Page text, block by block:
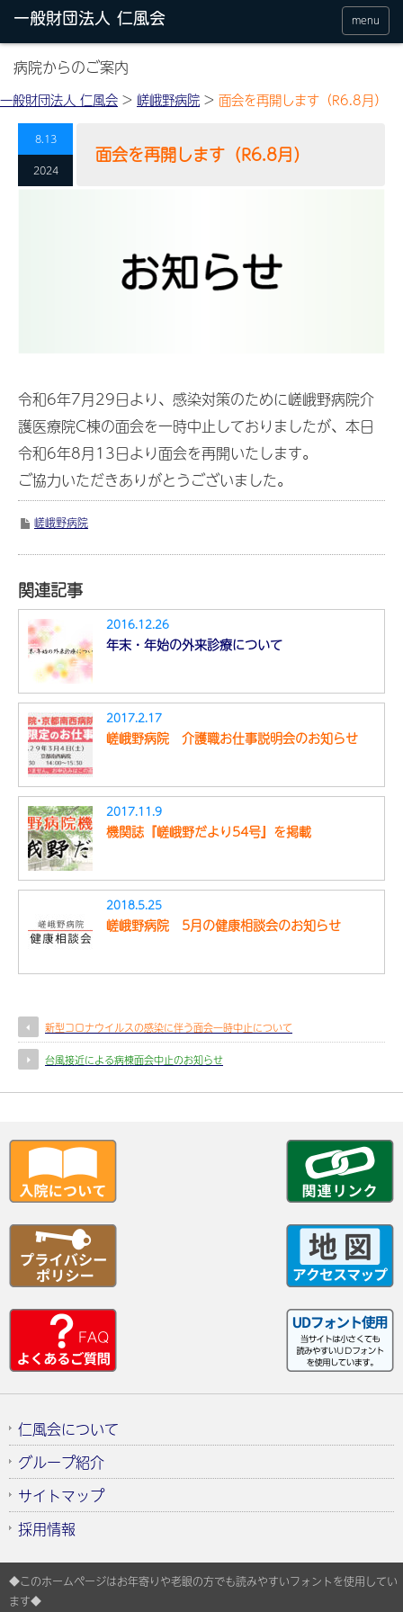
menu
病院からのご案内
一般財団法人 仁風会 > 嵯峨野病院 > 面会を再開します（R6.8月）
8.13
2024
面会を再開します（R6.8月）
令和6年7月29日より、感染対策のために嵯峨野病院介
護医療院C棟の面会を一時中止しておりましたが、本日
令和6年8月13日より面会を再開いたします。
ご協力いただきありがとうございました。
嵯峨野病院
関連記事
2016.12.26
年末・年始の外来診療について
2017.2.17
嵯峨野病院 介護職お仕事説明会のお知らせ
2017.11.9
機関誌『嵯峨野だより54号』を掲載
2018.5.25
嵯峨野病院 5月の健康相談会のお知らせ
新型コロナウイルスの感染に伴う面会一時中止について
台風接近による病棟面会中止のお知らせ
仁風会について
グループ紹介
サイトマップ
採用情報
◆このホームページはお年寄りや老眼の方でも読みやすいフォントを使用してい
ます◆